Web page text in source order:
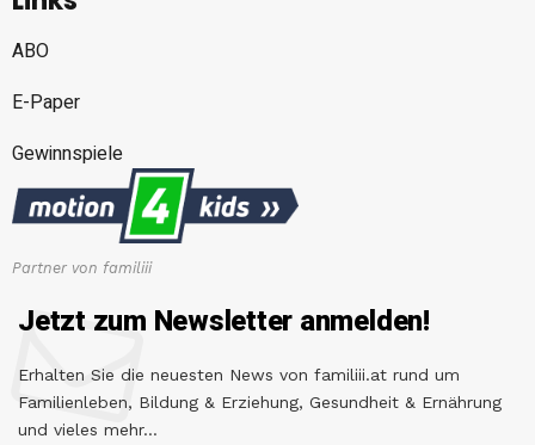
ABO
E-Paper
Gewinnspiele
Partner von familiii
Jetzt zum Newsletter anmelden!
Erhalten Sie die neuesten News von familiii.at rund um
Familienleben, Bildung & Erziehung, Gesundheit & Ernährung
und vieles mehr...